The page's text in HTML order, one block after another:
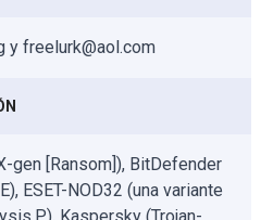
y freelurk@aol.com
gen [Ransom]), BitDefender
ESET-NOD32 (una variante